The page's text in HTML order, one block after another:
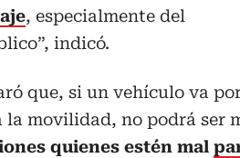
, especialmente del
indicó.
que, si un vehículo va
la movilidad, no podrá ser
quienes estén mal